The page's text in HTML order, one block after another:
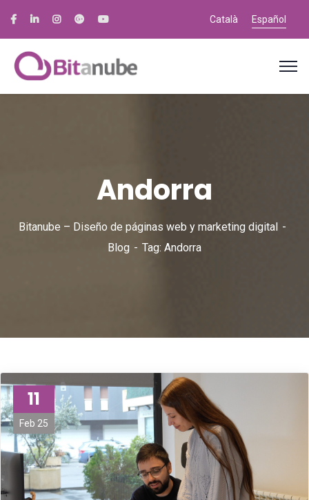
Català Español
Andorra
Bitanube – Diseño de páginas web y marketing digital
Blog
Tag: Andorra
11
Feb 25